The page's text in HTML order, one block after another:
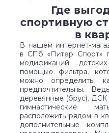
Где
спортивную
в
В нашем интернет-
в СПб «Питер Спорт»
модификаций
помощью фильтра,
можно определить,
предпочтительны.
деревянные (брус), ДСК
гимнастические
расположить рядом в
дополнительные